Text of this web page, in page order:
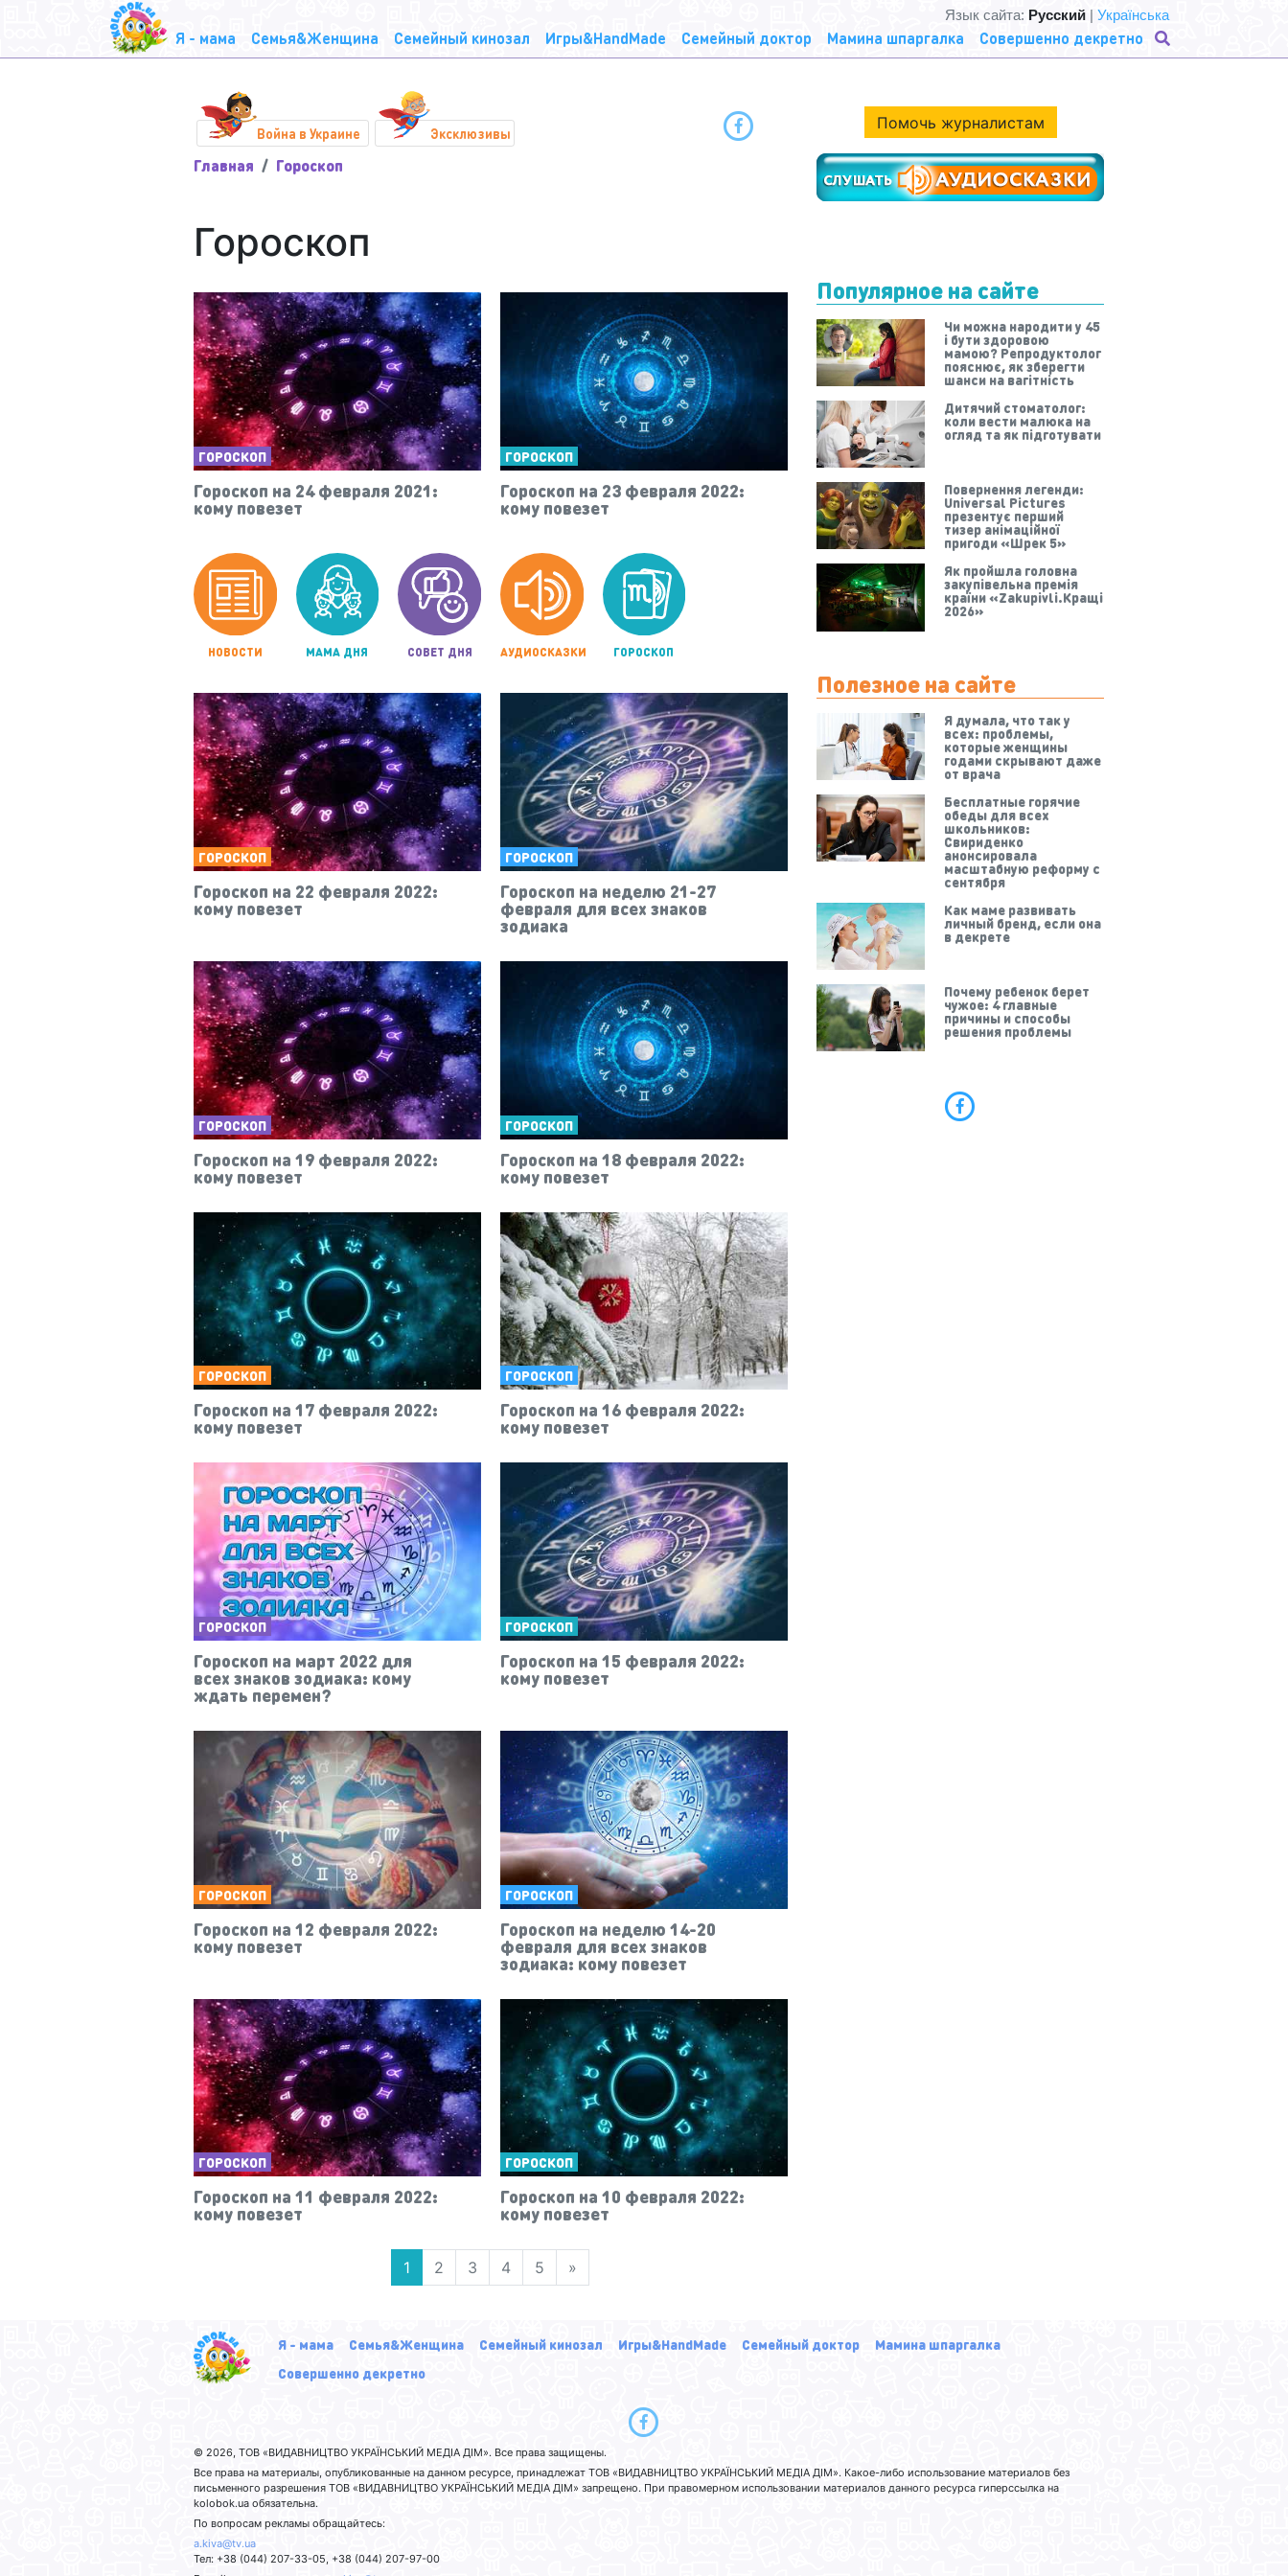
Я - мама Семья&Женщина Семейный кинозал Игры&HandMade Семейный доктор Мамина шпаргалка Совершенно декретно
Язык сайта: Русский | Українська
Война в Украине Эксклюзивы
Главная Гороскоп
Гороскоп
ГОРОСКОП
Гороскоп на 24 февраля 2021:
кому повезет
ГОРОСКОП
Гороскоп на 23 февраля 2022:
кому повезет
НОВОСТИ МАМА ДНЯ СОВЕТ ДНЯ АУДИОСКАЗКИ ГОРОСКОП
ГОРОСКОП
Гороскоп на 22 февраля 2022:
кому повезет
ГОРОСКОП
Гороскоп на неделю 21-27
февраля для всех знаков
зодиака
ГОРОСКОП
Гороскоп на 19 февраля 2022:
кому повезет
ГОРОСКОП
Гороскоп на 18 февраля 2022:
кому повезет
ГОРОСКОП
Гороскоп на 17 февраля 2022:
кому повезет
ГОРОСКОП
Гороскоп на 16 февраля 2022:
кому повезет
ГОРОСКОП
Гороскоп на март 2022 для
всех знаков зодиака: кому
ждать перемен?
ГОРОСКОП
Гороскоп на 15 февраля 2022:
кому повезет
ГОРОСКОП
Гороскоп на 12 февраля 2022:
кому повезет
ГОРОСКОП
Гороскоп на неделю 14-20
февраля для всех знаков
зодиака: кому повезет
ГОРОСКОП
Гороскоп на 11 февраля 2022:
кому повезет
ГОРОСКОП
Гороскоп на 10 февраля 2022:
кому повезет
1 2 3 4 5 »
Помочь журналистам
Популярное на сайте
Чи можна народити у 45
і бути здоровою
мамою? Репродуктолог
пояснює, як зберегти
шанси на вагітність
Дитячий стоматолог:
коли вести малюка на
огляд та як підготувати
Повернення легенди:
Universal Pictures
презентує перший
тизер анімаційної
пригоди «Шрек 5»
Як пройшла головна
закупівельна премія
країни «Zakupivli.Кращі
2026»
Полезное на сайте
Я думала, что так у
всех: проблемы,
которые женщины
годами скрывают даже
от врача
Бесплатные горячие
обеды для всех
школьников:
Свириденко
анонсировала
масштабную реформу с
сентября
Как маме развивать
личный бренд, если она
в декрете
Почему ребенок берет
чужое: 4 главные
причины и способы
решения проблемы
Я - мама Семья&Женщина Семейный кинозал Игры&HandMade Семейный доктор
Мамина шпаргалка
Совершенно декретно
© 2026, ТОВ «ВИДАВНИЦТВО УКРАЇНСЬКИЙ МЕДІА ДІМ». Все права защищены.
Все права на материалы, опубликованные на данном ресурсе, принадлежат ТОВ «ВИДАВНИЦТВО УКРАЇНСЬКИЙ МЕДІА ДІМ». Какое-либо использование материалов без
письменного разрешения ТОВ «ВИДАВНИЦТВО УКРАЇНСЬКИЙ МЕДІА ДІМ» запрещено. При правомерном использовании материалов данного ресурса гиперссылка на
kolobok.ua обязательна.
По вопросам рекламы обращайтесь:
a.kiva@tv.ua
Тел: +38 (044) 207-33-05, +38 (044) 207-97-00